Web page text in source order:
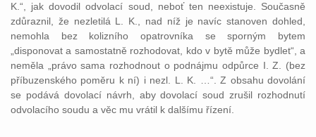
K.“, jak dovodil odvolací soud, neboť ten neexistuje. Současně
zdůraznil, že nezletilá L. K., nad níž je navíc stanoven dohled,
nemohla bez kolizního opatrovníka se sporným bytem
„disponovat a samostatně rozhodovat, kdo v bytě může bydlet“, a
neměla „právo sama rozhodnout o podnájmu odpůrce I. Z. (bez
příbuzenského poměru k ní) i nezl. L. K. …“. Z obsahu dovolání
se podává dovolací návrh, aby dovolací soud zrušil rozhodnutí
odvolacího soudu a věc mu vrátil k dalšímu řízení.